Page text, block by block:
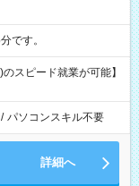
分です。
スピード就業が可能】
/ パソコンスキル不要
詳細へ